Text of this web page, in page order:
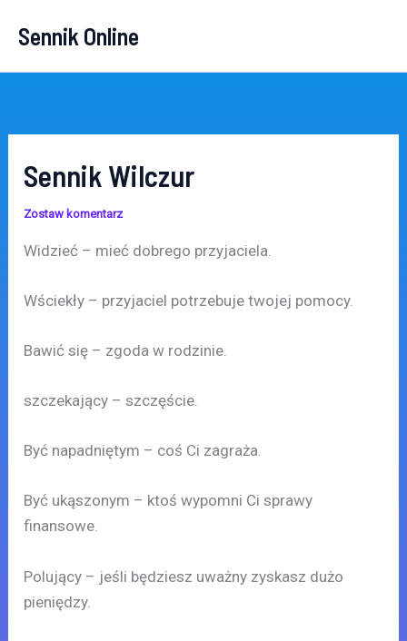
Sennik Online
Sennik Wilczur
Zostaw komentarz
Widzieć – mieć dobrego przyjaciela.
Wściekły – przyjaciel potrzebuje twojej pomocy.
Bawić się – zgoda w rodzinie.
szczekający – szczęście.
Być napadniętym – coś Ci zagraża.
Być ukąszonym – ktoś wypomni Ci sprawy
finansowe.
Polujący – jeśli będziesz uważny zyskasz dużo
pieniędzy.